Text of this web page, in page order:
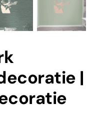
|